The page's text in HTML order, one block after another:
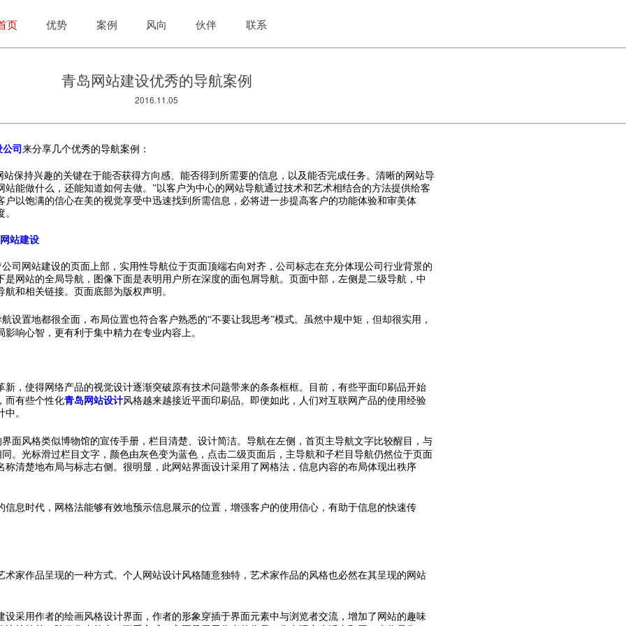
页 优势 案例 风向 伙伴 联系
青岛网站建设优秀的导航案例
2016.11.05
司 来分享几个优秀的导航案例：
持兴趣的关键在于能否获得方向感、能否得到所需要的信息，以及能否完成任务。清晰的网站导
站能做什么，还能知道如何去做。”以客户为中心的网站导航通过技术和艺术相结合的方法提供给客
户以饱满的信心在美的视觉享受中迅速找到所需信息，必将进一步提高客户的功能体验和审美体
站建设
网站建设的页面上部，实用性导航位于页面顶端右向对齐，公司标志在充分体现公司行业背景的
是网站的全局导航，图像下面是表明用户所在深度的面包屑导航。页面中部，左侧是二级导航，中
和相关链接。页面底部为版权声明。
设置地都很全面，布局位置也符合客户熟悉的“不要让我思考”模式。虽然中规中矩，但却很实用，
响心智，更有利于集中精力在专业内容上。
新，使得网络产品的视觉设计逐渐突破原有技术问题带来的条条框框。目前，有些平面印刷品开始
而有些个性化青岛网站设计风格越来越接近平面印刷品。即便如此，人们对互联网产品的使用经验
。
面风格类似博物馆的宣传手册，栏目清楚、设计简洁。导航在左侧，首页主导航文字比较醒目，与
。光标滑过栏目文字，颜色由灰色变为蓝色，点击二级页面后，主导航和子栏目导航仍然位于页面
称清楚地布局与标志右侧。很明显，此网站界面设计采用了网格法，信息内容的布局体现出秩序
信息时代，网格法能够有效地预示信息展示的位置，增强客户的使用信心，有助于信息的快速传
术家作品呈现的一种方式。个人网站设计风格随意独特，艺术家作品的风格也必然在其呈现的网站
设采用作者的绘画风格设计界面，作者的形象穿插于界面元素中与浏览者交流，增加了网站的趣味